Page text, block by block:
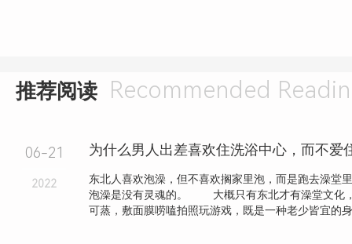
推荐阅读 Recommended
06-21
2022
东北人喜欢泡澡，但不喜欢搁家里泡，而是跑去澡堂
泡澡是没有灵魂的。 大概只有东北才有澡堂文化
可蒸，敷面膜唠嗑拍照玩游戏，既是一种老少皆宜的